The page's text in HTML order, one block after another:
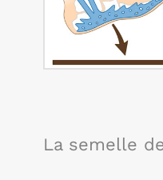
La semelle